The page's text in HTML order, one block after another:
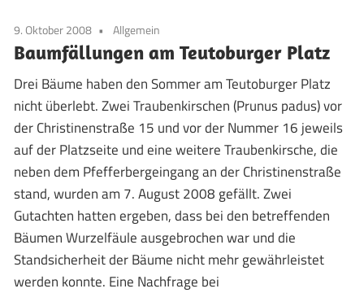
9. Oktober 2008 Allgemein
Baumfällungen am Teutoburger Platz
Drei Bäume haben den Sommer am Teutoburger Platz
nicht überlebt. Zwei Traubenkirschen (Prunus padus) vor
der Christinenstraße 15 und vor der Nummer 16 jeweils
auf der Platzseite und eine weitere Traubenkirsche, die
neben dem Pfefferbergeingang an der Christinenstraße
stand, wurden am 7. August 2008 gefällt. Zwei
Gutachten hatten ergeben, dass bei den betreffenden
Bäumen Wurzelfäule ausgebrochen war und die
Standsicherheit der Bäume nicht mehr gewährleistet
werden konnte. Eine Nachfrage bei